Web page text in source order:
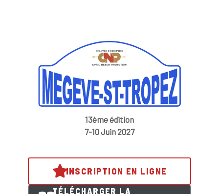
13ème édition
7-10 Juin 2027
INSCRIPTION EN LIGNE
TÉLÉCHARGER LA